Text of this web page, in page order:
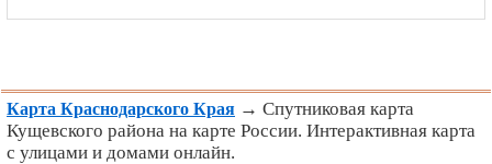
Карта Краснодарского Края → Спутниковая карта
Кущевского района на карте России. Интерактивная карта
с улицами и домами онлайн.